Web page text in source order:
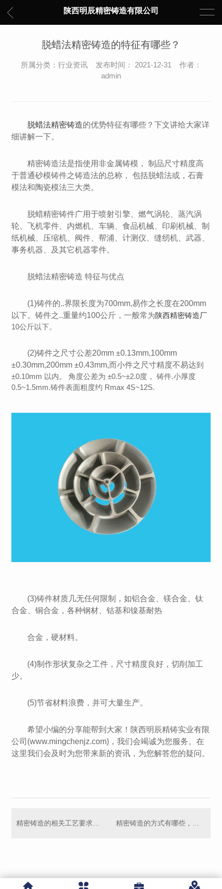
陕西明辰精密铸造有限公司
脱蜡法精密铸造的特征有哪些？
所属分类：行业资讯 发布时间： 2021-12-31 作者：
admin
脱蜡法精密铸造的优势特征有哪些？下文讲给大家详
细讲解一下。
精密铸造法是指使用非金属铸模， 制品尺寸精度高
于普通砂模铸件之铸造法的总称， 包括脱蜡法或，石膏
模法和陶瓷模法三大类。
脱蜡精密铸件广用于喷射引擎、燃气涡轮、蒸汽涡
轮、飞机零件、内燃机、车辆、食品机械、印刷机械、制
纸机械、压缩机、阀件、帮浦、计测仪、缝纫机、武器、
事务机器、及其它机器零件。
脱蜡法精密铸造 特征与优点
(1)铸件的..界限长度为700mm,易作之长度在200mm
以下。铸件之..重量约100公斤，一般常为陕西精密铸造厂
10公斤以下。
(2)铸件之尺寸公差20mm ±0.13mm,100mm
±0.30mm,200mm ±0.43mm,而小件之尺寸精度不易达到
±0.10mm 以内。 角度公差为 ±0.5~±2.0度， 铸件.小厚度
0.5~1.5mm.铸件表面粗度约 Rmax 4S~12S.
(3)铸件材质几无任何限制，如铝合金、镁合金、钛
合金、铜合金，各种钢材、钴基和镍基耐热
合金，硬材料。
(4)制作形状复杂之工件，尺寸精度良好，切削加工
少。
(5)节省材料浪费，并可大量生产。
希望小编的分享能帮到大家！陕西明辰精铸实业有限
公司(www.mingchenjz.com)，我们会竭诚为您服务。在
这里我们会及时为您带来新的资讯，为您解答您的疑问。